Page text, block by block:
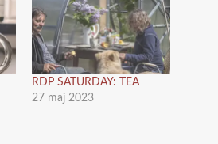
RDP SATURDAY: TEA
27 maj 2023